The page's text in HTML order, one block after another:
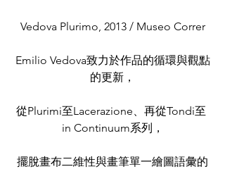
Vedova Plurimo, 2013 / Museo Correr
Emilio Vedova致力於作品的循環與觀點
的更新，
從Plurimi至Lacerazione、再從Tondi至
in Continuum系列，
擺脫畫布二維性與畫筆單一繪圖語彙的